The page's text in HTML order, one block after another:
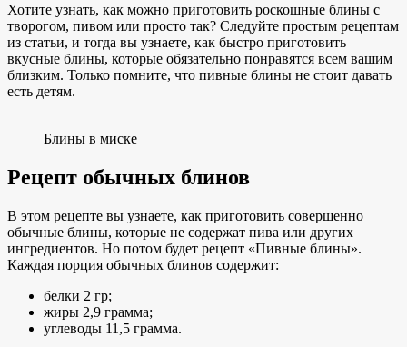
Хотите узнать, как можно приготовить роскошные блины с
творогом, пивом или просто так? Следуйте простым рецептам
из статьи, и тогда вы узнаете, как быстро приготовить
вкусные блины, которые обязательно понравятся всем вашим
близким. Только помните, что пивные блины не стоит давать
есть детям.
Блины в миске
Рецепт обычных блинов
В этом рецепте вы узнаете, как приготовить совершенно
обычные блины, которые не содержат пива или других
ингредиентов. Но потом будет рецепт «Пивные блины».
Каждая порция обычных блинов содержит:
белки 2 гр;
жиры 2,9 грамма;
углеводы 11,5 грамма.